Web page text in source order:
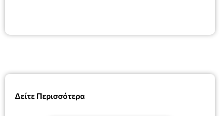
Δείτε Περισσότερα